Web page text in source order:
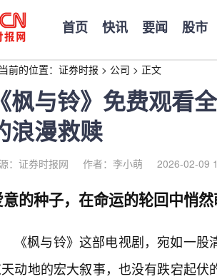
首页 快讯 要闻 股市
前的位置： 证券时报 > 公司 > 正文
《枫与铃》免费观看
浪漫救赎
：证券时报网 作者：李小萌 2026-02-09
意的种子，在命运的轮回中悄
《枫与铃》这部电视剧，宛如一
动地的宏大叙事，也没有跌宕起